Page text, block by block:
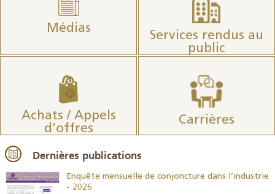
Médias
Services rendus au
public
Achats / Appels
d’offres
Carrières
Dernières publications
Enquête mensuelle de conjoncture dans l’industrie
- 2026